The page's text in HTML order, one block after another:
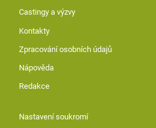
Castingy a výzvy
Kontakty
Zpracování osobních údajů
Nápověda
Redakce
Nastavení soukromí